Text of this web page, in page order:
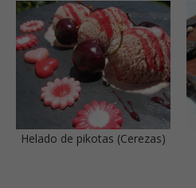
Helado de pikotas (Cerezas)